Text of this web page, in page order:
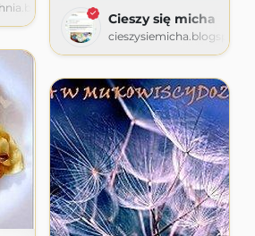
Cieszy się micha